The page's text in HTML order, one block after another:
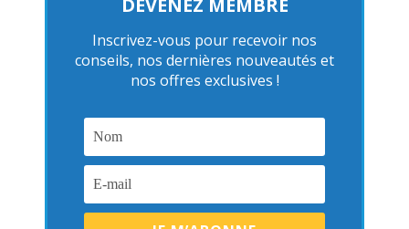
DEVENEZ MEMBRE
Inscrivez-vous pour recevoir nos
conseils, nos dernières nouveautés et
nos offres exclusives !